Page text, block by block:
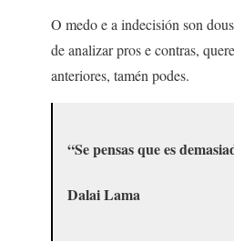
O medo e a indecisión son
de analizar pros e contras,
anteriores, tamén podes.
“Se pensas que es
Dalai Lama